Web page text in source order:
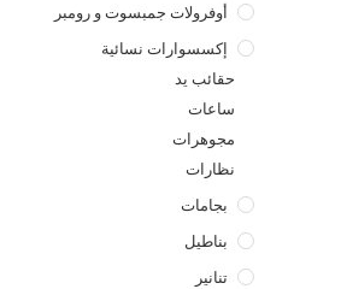
أوفرولات جمبسوت و رومبر
إكسسوارات نسائية
حقائب يد
ساعات
مجوهرات
نظارات
بجامات
بناطيل
تنانير